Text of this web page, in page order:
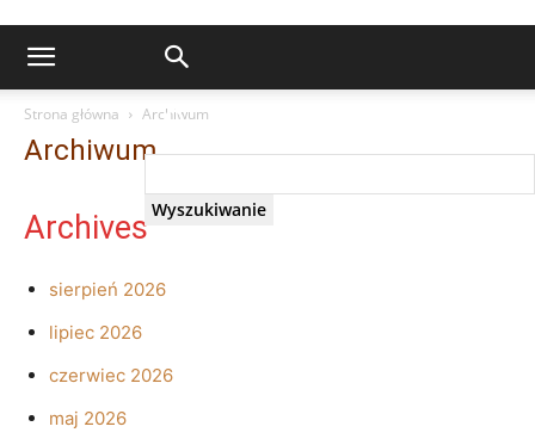
Strona główna Archiwum
Archiwum
Archives
sierpień 2026
lipiec 2026
czerwiec 2026
maj 2026